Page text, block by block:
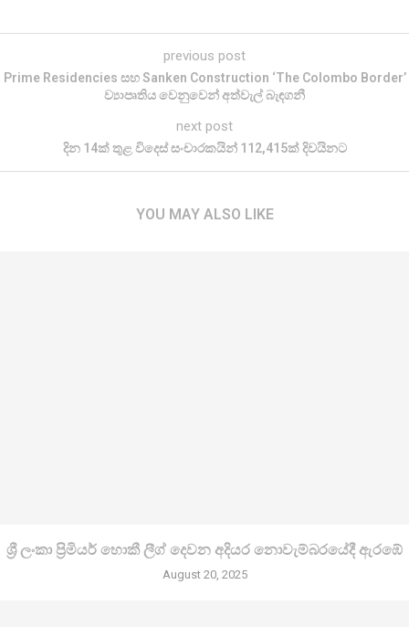
previous post
Prime Residencies සහ Sanken Construction ‘The Colombo Border’
ව්‍යාපෘතිය වෙනුවෙන් අත්වැල් බැඳගනී
next post
දින 14ක් තුළ විදෙස් සංචාරකයින් 112,415ක් දිවයිනට
YOU MAY ALSO LIKE
ශ්‍රී ලංකා ප්‍රිමියර් හොකී ලීග් දෙවන අදියර නොවැම්බරයේදී ඇරඹේ
August 20, 2025